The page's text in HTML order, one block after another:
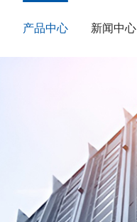
产品中心 新闻中心